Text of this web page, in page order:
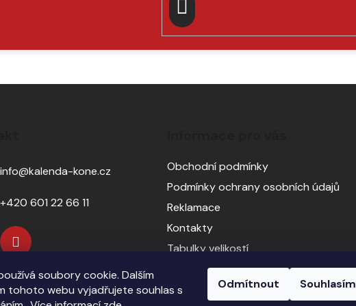
soubory cookie. Dalším
tohoto webu vyjadřujete souhlas s
Odmítnout Souhlasím
PŘIHLÁSIT
SE
info@kalenda-kone.cz
+420 601 22 66 11
Obchodní podmínky
Podmínky ochrany osobních údajů
Reklamace
Kontakty
Tabulky velikostí
Sedlářský servis
Pasování sedel pro koně